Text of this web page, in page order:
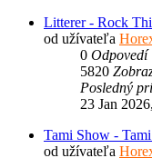
Litterer - Rock
od užívateľa
0 Odpovedí
5820
Posledný
23 Jan
Tami Show -
od užívateľa